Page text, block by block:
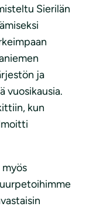
Sierilän
ja
vuosikausia.
kun